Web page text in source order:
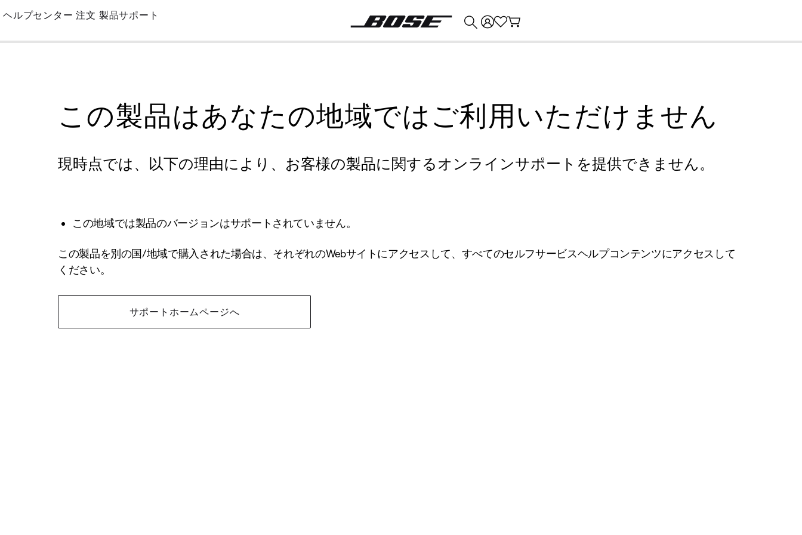
Skip
Main
ヘルプセンター 注文 製品サポート
この製品はあなたの地域ではご利用いただけません
現時点では、以下の理由により、お客様の製品に関するオンラインサポートを提供できません。
この地域では製品のバージョンはサポートされていません。
この製品を別の国/地域で購入された場合は、それぞれのWebサイトにアクセスして、すべてのセルフサービスヘルプコンテンツにアクセスして
ください。
サポートホームページへ